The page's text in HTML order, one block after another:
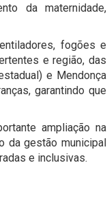
da maternidade,
fogões e
e região, das
e Mendonça
garantindo que
ampliação na
da gestão municipal
e inclusivas.